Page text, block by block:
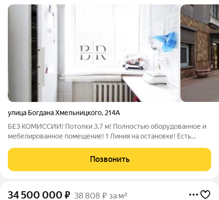
улица Богдана Хмельницкого, 214А
БЕЗ КОМИССИИ! Потолки 3.7 м! Полностью оборудованное и
мебелированное помещение! 1 Линия на остановке! Есть
Расположение: Объект находится на 1 линии оживленной
магистрали ул. Богдана Хмельницкого, 4-х
Позвонить
34 500 000 ₽ 38 808 ₽ за м²